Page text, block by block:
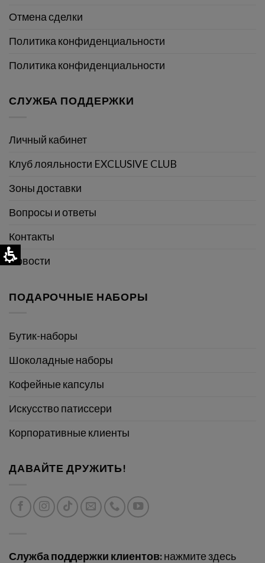
Отмена сделки
Политика конфиденциальности
Политика конфиденциальности
СЛУЖБА ПОДДЕРЖКИ
Личный кабинет
Клуб лояльности EXCLUSIVE CLUB
Зоны доставки
Вопросы и ответы
Контакты
Новости
ПОДАРОЧНЫЕ НАБОРЫ
Бутик-наборы
Шоколадные наборы
Кофейные капсулы
Искусство патиссери
Корпоративные клиенты
ДАВАЙТЕ ДРУЖИТЬ!
Служба поддержки клиентов:нажмите здесь